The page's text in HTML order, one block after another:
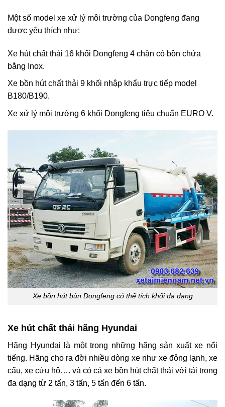
Một số model xe xử lý môi trường của Dongfeng đang
được yêu thích như:
Xe hút chất thải 16 khối Dongfeng 4 chân có bồn chứa
bằng Inox.
Xe bồn hút chất thải 9 khối nhập khẩu trực tiếp model
B180/B190.
Xe xử lý môi trường 6 khối Dongfeng tiêu chuẩn EURO V.
Xe bồn hút bùn Dongfeng có thể tích khối đa dạng
Xe hút chất thải hãng Hyundai
Hãng Hyundai là một trong những hãng sản xuất xe nổi
tiếng. Hãng cho ra đời nhiều dòng xe như xe đông lạnh, xe
cẩu, xe cứu hộ…. và có cả xe bồn hút chất thải với tải trọng
đa dạng từ 2 tấn, 3 tấn, 5 tấn đến 6 tấn.